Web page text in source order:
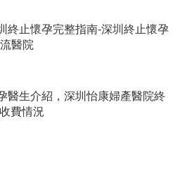
終止懷孕完整指南-深圳終止懷孕
醫院
醫生介紹，深圳怡康婦產醫院終
費情況